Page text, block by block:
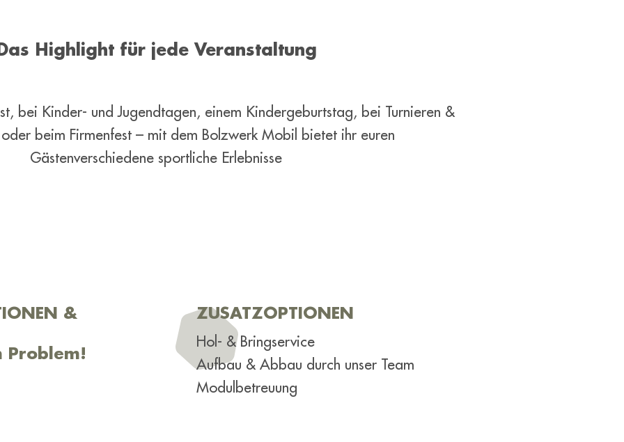
Highlight für jede Veranstaltung
bei Kinder- und Jugendtagen, einem Kindergeburtstag, bei Turnieren &
beim Firmenfest – mit dem Bolzwerk Mobil bietet ihr euren
Gästenverschiedene sportliche Erlebnisse
&
Problem!
ZUSATZOPTIONEN
Hol- & Bringservice
Aufbau & Abbau durch unser Team
Modulbetreuung